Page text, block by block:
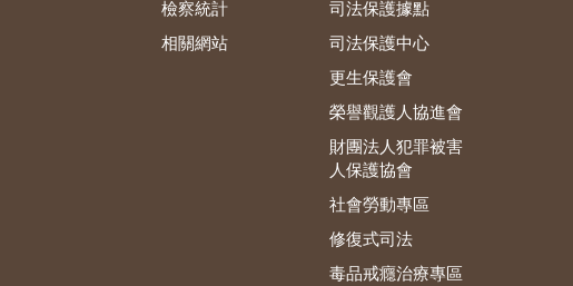
檢察統計
相關網站
司法保護據點
司法保護中心
更生保護會
榮譽觀護人協進會
財團法人犯罪被害
人保護協會
社會勞動專區
修復式司法
毒品戒癮治療專區